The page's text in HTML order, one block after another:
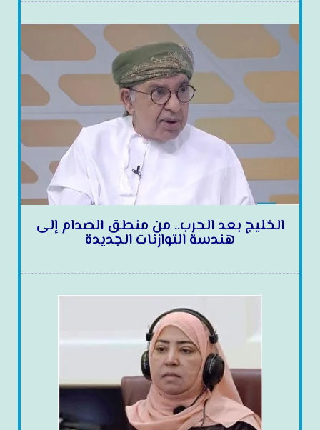
الخليج بعد الحرب.. من منطق الصدام إلى
هندسة التوازنات الجديدة